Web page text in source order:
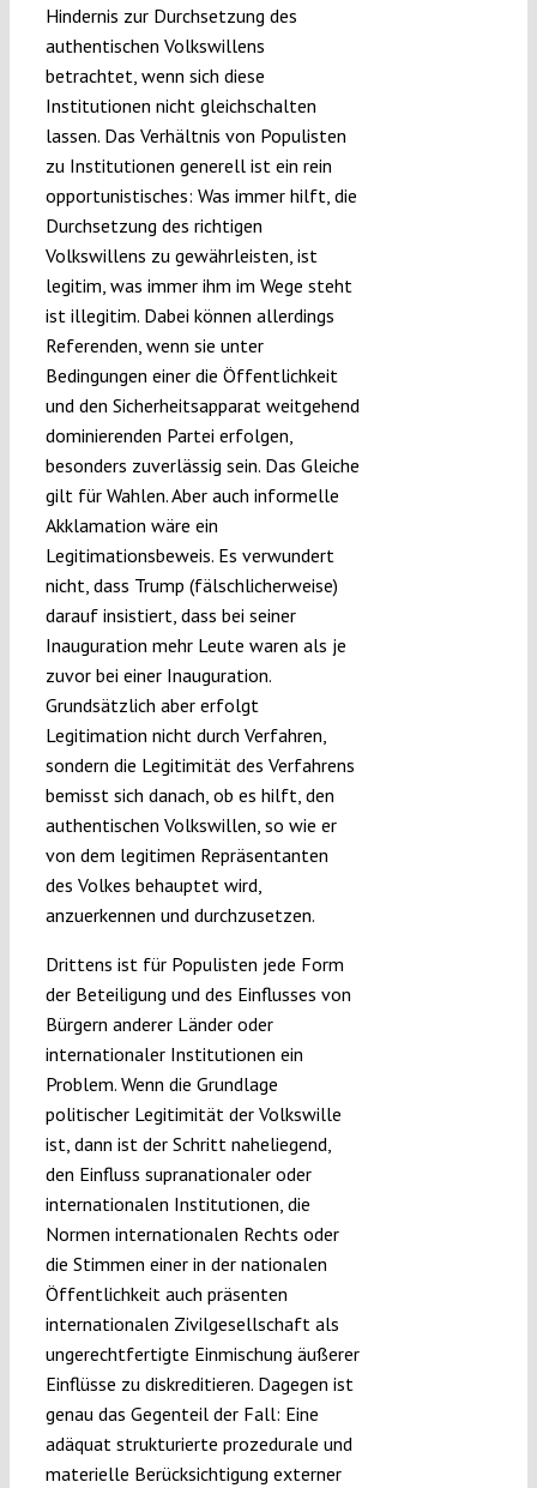
Hindernis zur Durchsetzung des
authentischen Volkswillens
betrachtet, wenn sich diese
Institutionen nicht gleichschalten
lassen. Das Verhältnis von Populisten
zu Institutionen generell ist ein rein
opportunistisches: Was immer hilft, die
Durchsetzung des richtigen
Volkswillens zu gewährleisten, ist
legitim, was immer ihm im Wege steht
ist illegitim. Dabei können allerdings
Referenden, wenn sie unter
Bedingungen einer die Öffentlichkeit
und den Sicherheitsapparat weitgehend
dominierenden Partei erfolgen,
besonders zuverlässig sein. Das Gleiche
gilt für Wahlen. Aber auch informelle
Akklamation wäre ein
Legitimationsbeweis. Es verwundert
nicht, dass Trump (fälschlicherweise)
darauf insistiert, dass bei seiner
Inauguration mehr Leute waren als je
zuvor bei einer Inauguration.
Grundsätzlich aber erfolgt
Legitimation nicht durch Verfahren,
sondern die Legitimität des Verfahrens
bemisst sich danach, ob es hilft, den
authentischen Volkswillen, so wie er
von dem legitimen Repräsentanten
des Volkes behauptet wird,
anzuerkennen und durchzusetzen.
Drittens ist für Populisten jede Form
der Beteiligung und des Einflusses von
Bürgern anderer Länder oder
internationaler Institutionen ein
Problem. Wenn die Grundlage
politischer Legitimität der Volkswille
ist, dann ist der Schritt naheliegend,
den Einfluss supranationaler oder
internationalen Institutionen, die
Normen internationalen Rechts oder
die Stimmen einer in der nationalen
Öffentlichkeit auch präsenten
internationalen Zivilgesellschaft als
ungerechtfertigte Einmischung äußerer
Einflüsse zu diskreditieren. Dagegen ist
genau das Gegenteil der Fall: Eine
adäquat strukturierte prozedurale und
materielle Berücksichtigung externer